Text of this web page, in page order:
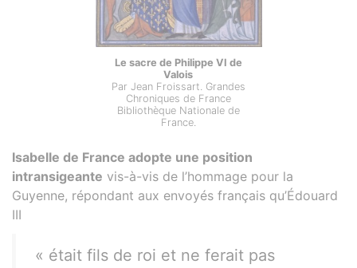
Le sacre de Philippe VI de
Valois
Par Jean Froissart. Grandes
Chroniques de France
Bibliothèque Nationale de
France.
Isabelle de France adopte une position
intransigeante vis-à-vis de l’hommage pour la
Guyenne, répondant aux envoyés français qu’Édouard
III
« était fils de roi et ne ferait pas